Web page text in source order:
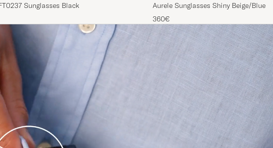
Sunglasses Black
Aurele Sunglasses Shiny Beige/Blue
360€